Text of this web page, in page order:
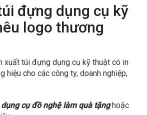
đựng dụng cụ kỹ
logo thương
xuất túi đựng dụng cụ kỹ thuật có in
hiệu cho các công ty, doanh nghiệp,
cụ đồ nghệ làm quà tặnghoặc